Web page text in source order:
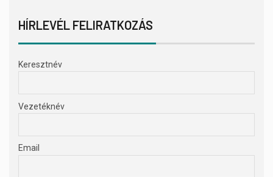
HÍRLEVÉL FELIRATKOZÁS
Keresztnév
Vezetéknév
Email